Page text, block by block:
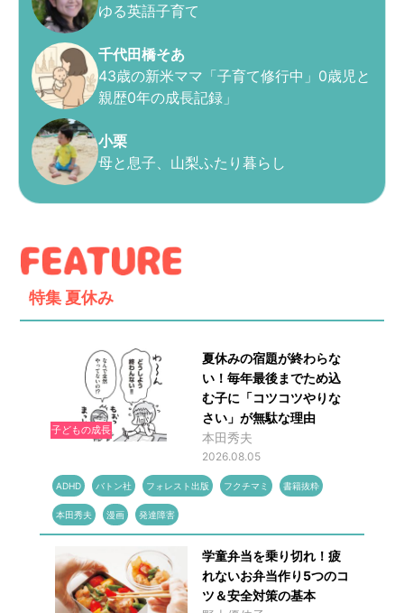
ゆる英語子育て
千代田橋そあ
43歳の新米ママ「子育て修行中」0歳児と
親歴0年の成長記録」
小栗
母と息子、山梨ふたり暮らし
特集 夏休み
子どもの成長
夏休みの宿題が終わらな
い！毎年最後までため込
む子に「コツコツやりな
さい」が無駄な理由
本田秀夫
2026.08.05
ADHD バトン社 フォレスト出版 フクチマミ 書籍抜粋
本田秀夫 漫画 発達障害
学童弁当を乗り切れ！疲
れないお弁当作り5つのコ
ツ＆安全対策の基本